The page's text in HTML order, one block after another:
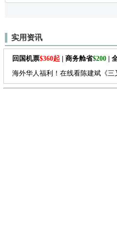
实用资讯
回国机票$360起 | 商务舱省$200 |
海外华人福利！在线看陈建斌《